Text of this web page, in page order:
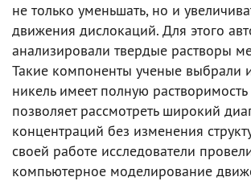
не только уменьшать, но и
движения дислокаций. Для этого
анализировали твердые растворы
Такие компоненты ученые выбрали
никель имеет полную
позволяет рассмотреть широкий
концентраций без изменения
своей работе исследователи
компьютерное моделирование